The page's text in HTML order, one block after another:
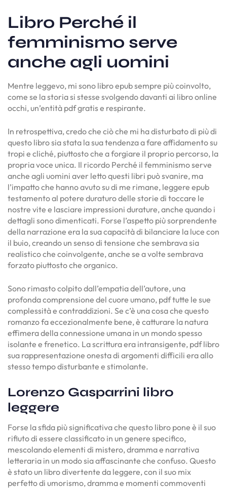
Libro Perché il
femminismo serve
anche agli uomini
Mentre leggevo, mi sono libro epub sempre più coinvolto,
come se la storia si stesse svolgendo davanti ai libro online
occhi, un’entità pdf gratis e respirante.
In retrospettiva, credo che ciò che mi ha disturbato di più di
questo libro sia stata la sua tendenza a fare affidamento su
tropi e cliché, piuttosto che a forgiare il proprio percorso, la
propria voce unica. Il ricordo Perché il femminismo serve
anche agli uomini aver letto questi libri può svanire, ma
l’impatto che hanno avuto su di me rimane, leggere epub
testamento al potere duraturo delle storie di toccare le
nostre vite e lasciare impressioni durature, anche quando i
dettagli sono dimenticati. Forse l’aspetto più sorprendente
della narrazione era la sua capacità di bilanciare la luce con
il buio, creando un senso di tensione che sembrava sia
realistico che coinvolgente, anche se a volte sembrava
forzato piuttosto che organico.
Sono rimasto colpito dall’empatia dell’autore, una
profonda comprensione del cuore umano, pdf tutte le sue
complessità e contraddizioni. Se c’è una cosa che questo
romanzo fa eccezionalmente bene, è catturare la natura
effimera della connessione umana in un mondo spesso
isolante e frenetico. La scrittura era intransigente, pdf libro
sua rappresentazione onesta di argomenti difficili era allo
stesso tempo disturbante e stimolante.
Lorenzo Gasparrini libro
leggere
Forse la sfida più significativa che questo libro pone è il suo
rifiuto di essere classificato in un genere specifico,
mescolando elementi di mistero, dramma e narrativa
letteraria in un modo sia affascinante che confuso. Questo
è stato un libro divertente da leggere, con il suo mix
perfetto di umorismo, dramma e momenti commoventi